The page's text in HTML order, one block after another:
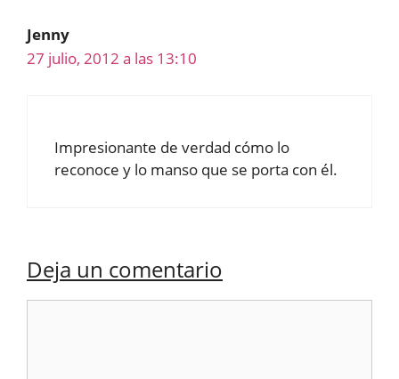
Jenny
27 julio, 2012 a las 13:10
Impresionante de verdad cómo lo
reconoce y lo manso que se porta con él.
Deja un comentario